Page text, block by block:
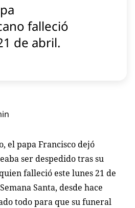
falleció
de abril.
el papa Francisco dejó
ser despedido tras su
falleció este lunes 21 de
Santa, desde hace
todo para que su funeral